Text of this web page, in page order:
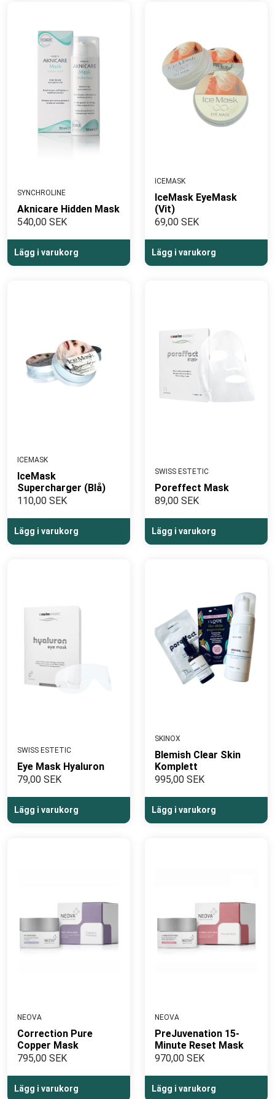
SYNCHROLINE
Aknicare Hidden Mask
540,00 SEK
Lägg i varukorg
ICEMASK
IceMask EyeMask
(Vit)
69,00 SEK
Lägg i varukorg
ICEMASK
IceMask
Supercharger (Blå)
110,00 SEK
Lägg i varukorg
SWISS ESTETIC
Poreffect Mask
89,00 SEK
Lägg i varukorg
SWISS ESTETIC
Eye Mask Hyaluron
79,00 SEK
Lägg i varukorg
SKINOX
Blemish Clear Skin
Komplett
995,00 SEK
Lägg i varukorg
NEOVA
Correction Pure
Copper Mask
795,00 SEK
Lägg i varukorg
NEOVA
PreJuvenation 15-
Minute Reset Mask
970,00 SEK
Lägg i varukorg